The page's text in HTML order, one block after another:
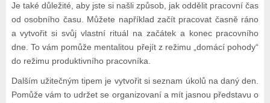
Je také důležité, aby jste si našli způsob, jak oddělit pracovní čas
od osobního času. Můžete například začít pracovat časně ráno
a vytvořit si svůj vlastní rituál na začátek a konec pracovního
dne. To vám pomůže mentalitou přejít z režimu „domácí pohody“
do režimu produktivního pracovníka.
Dalším užitečným tipem je vytvořit si seznam úkolů na daný den.
Pomůže vám to udržet se organizovaní a mít jasnou představu o